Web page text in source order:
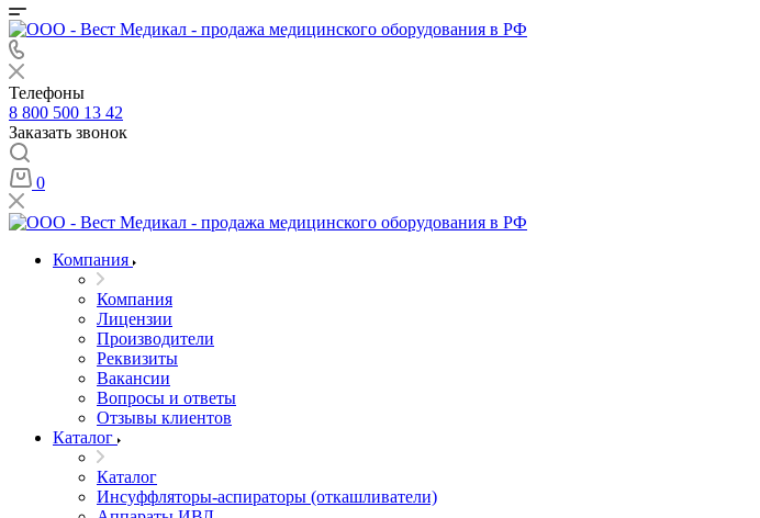
Телефоны
8 800 500 13 42
Заказать звонок
0
Компания
Компания
Лицензии
Производители
Реквизиты
Вакансии
Вопросы и ответы
Отзывы клиентов
Каталог
Каталог
Инсуффляторы-аспираторы (откашливатели)